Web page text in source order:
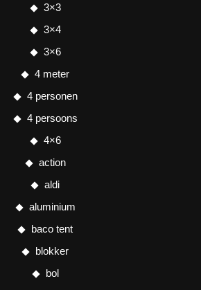
3×3
3×4
3×6
4 meter
4 personen
4 persoons
4×6
action
aldi
aluminium
baco tent
blokker
bol